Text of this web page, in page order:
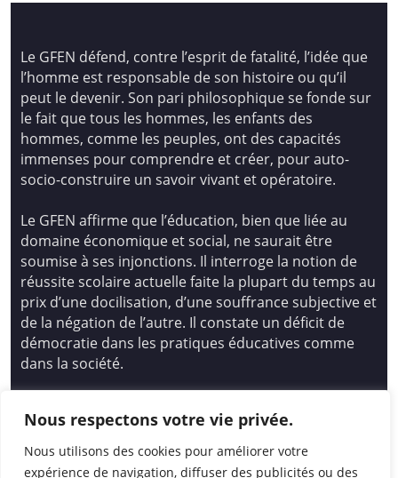
Nous respectons votre vie privée.
Nous utilisons des cookies pour améliorer votre
expérience de navigation, diffuser des publicités ou des
Le GFEN défend, contre l’esprit de fatalité, l’idée que
l’homme est responsable de son histoire ou qu’il
peut le devenir. Son pari philosophique se fonde sur
le fait que tous les hommes, les enfants des
hommes, comme les peuples, ont des capacités
immenses pour comprendre et créer, pour auto-
socio-construire un savoir vivant et opératoire.
Le GFEN affirme que l’éducation, bien que liée au
domaine économique et social, ne saurait être
soumise à ses injonctions. Il interroge la notion de
réussite scolaire actuelle faite la plupart du temps au
prix d’une docilisation, d’une souffrance subjective et
de la négation de l’autre. Il constate un déficit de
démocratie dans les pratiques éducatives comme
dans la société.
Nouvelle
14 avenue Spinoza 94200 Ivry Sur Seine
01 46 72 53 17 – gfen@gfen.asso.fr